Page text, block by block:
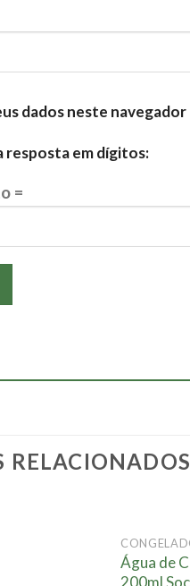
dados neste
resposta em dígitos:
=
RELACIONADOS
Água de
200ml